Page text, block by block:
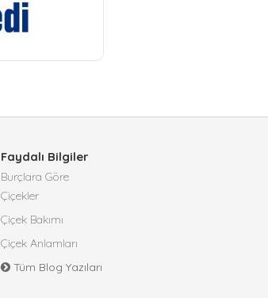
Faydalı Bilgiler
Burçlara Göre
Çiçekler
Çiçek Bakımı
Çiçek Anlamları
Tüm Blog Yazıları